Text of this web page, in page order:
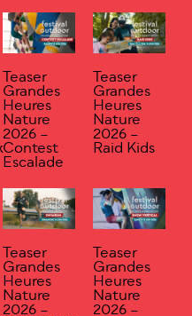
Teaser
Grandes
Heures
Nature
2026 –
Contest
Escalade
Teaser
Grandes
Heures
Nature
2026 –
Raid Kids
Teaser
Grandes
Heures
Nature
2026 –
Teaser
Grandes
Heures
Nature
2026 –